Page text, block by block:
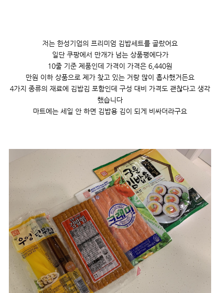
저는 한성기업의 프리미엄 김밥세트를 골랐어요
일단 쿠팡에서 만개가 넘는 상품평에다가
10줄 기준 제품인데 가격이 가격은 6,440원
만원 이하 상품으로 제가 찾고 있는 거랑 많이 흡사했거든요
4가지 종류의 재료에 김밥김 포함인데 구성 대비 가격도 괜찮다고 생각
했습니다
마트에는 세일 안 하면 김밥용 김이 되게 비싸더라구요